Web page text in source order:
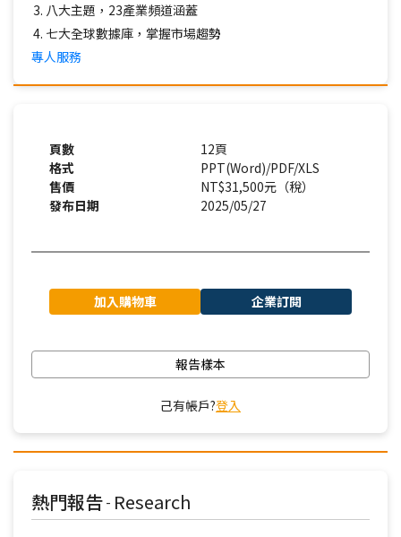
八大主題，23產業頻道涵蓋
七大全球數據庫，掌握市場趨勢
專人服務
頁數
12頁
格式
PPT(Word)/PDF/XLS
售價
NT$31,500元（稅）
發布日期
2025/05/27
加入購物車 企業訂閱
報告樣本
己有帳戶?登入
熱門報告 - Research